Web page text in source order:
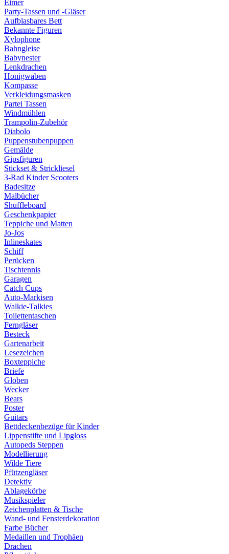
Eimer
Party-Tassen und -Gläser
Aufblasbares Bett
Bekannte Figuren
Xylophone
Bahngleise
Babynester
Lenkdrachen
Honigwaben
Kompasse
Verkleidungsmasken
Partei Tassen
Windmühlen
Trampolin-Zubehör
Diabolo
Puppenstubenpuppen
Gemälde
Gipsfiguren
Stickset & Strickliesel
3-Rad Kinder Scooters
Badesitze
Malbücher
Shuffleboard
Geschenkpapier
Teppiche und Matten
Jo-Jos
Inlineskates
Schiff
Perücken
Tischtennis
Garagen
Catch Cups
Auto-Markisen
Walkie-Talkies
Toilettentaschen
Ferngläser
Besteck
Gartenarbeit
Lesezeichen
Boxteppiche
Briefe
Globen
Wecker
Bears
Poster
Guitars
Bettdeckenbezüge für Kinder
Lippenstifte und Lipgloss
Autopeds Steppen
Modellierung
Wilde Tiere
Pfützengläser
Detektiv
Ablagekörbe
Musikspieler
Zeichenplatten & Tische
Wand- und Fensterdekoration
Farbe Bücher
Medaillen und Trophäen
Drachen